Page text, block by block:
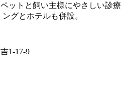
ットと飼い主様にやさしい診療
グとホテルも併設。
1-17-9